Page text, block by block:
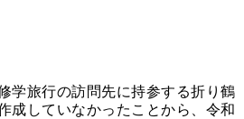
学旅行の訪問先に持参する折り鶴
成していなかったことから、令和